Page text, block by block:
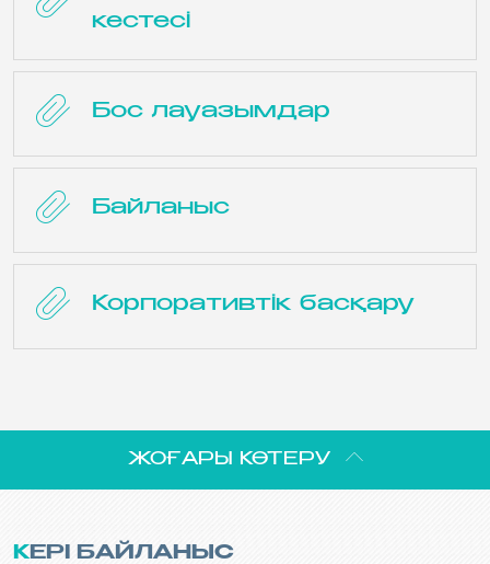
кестесі
Бос лауазымдар
Байланыс
Корпоративтік басқару
ЖОҒАРЫ КӨТЕРУ
КЕРІ БАЙЛАНЫС